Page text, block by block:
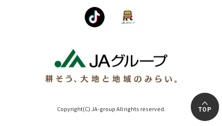
Copyright(C) JA-group All rights reserved. TOP